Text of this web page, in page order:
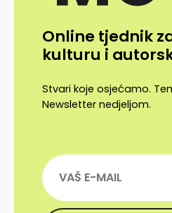
Online tjednik
kulturu i
Stvari koje osjećamo.
Newsletter nedjeljom.